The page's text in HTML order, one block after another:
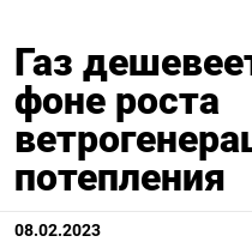
Газ
фоне роста
потепления
08.02.2023